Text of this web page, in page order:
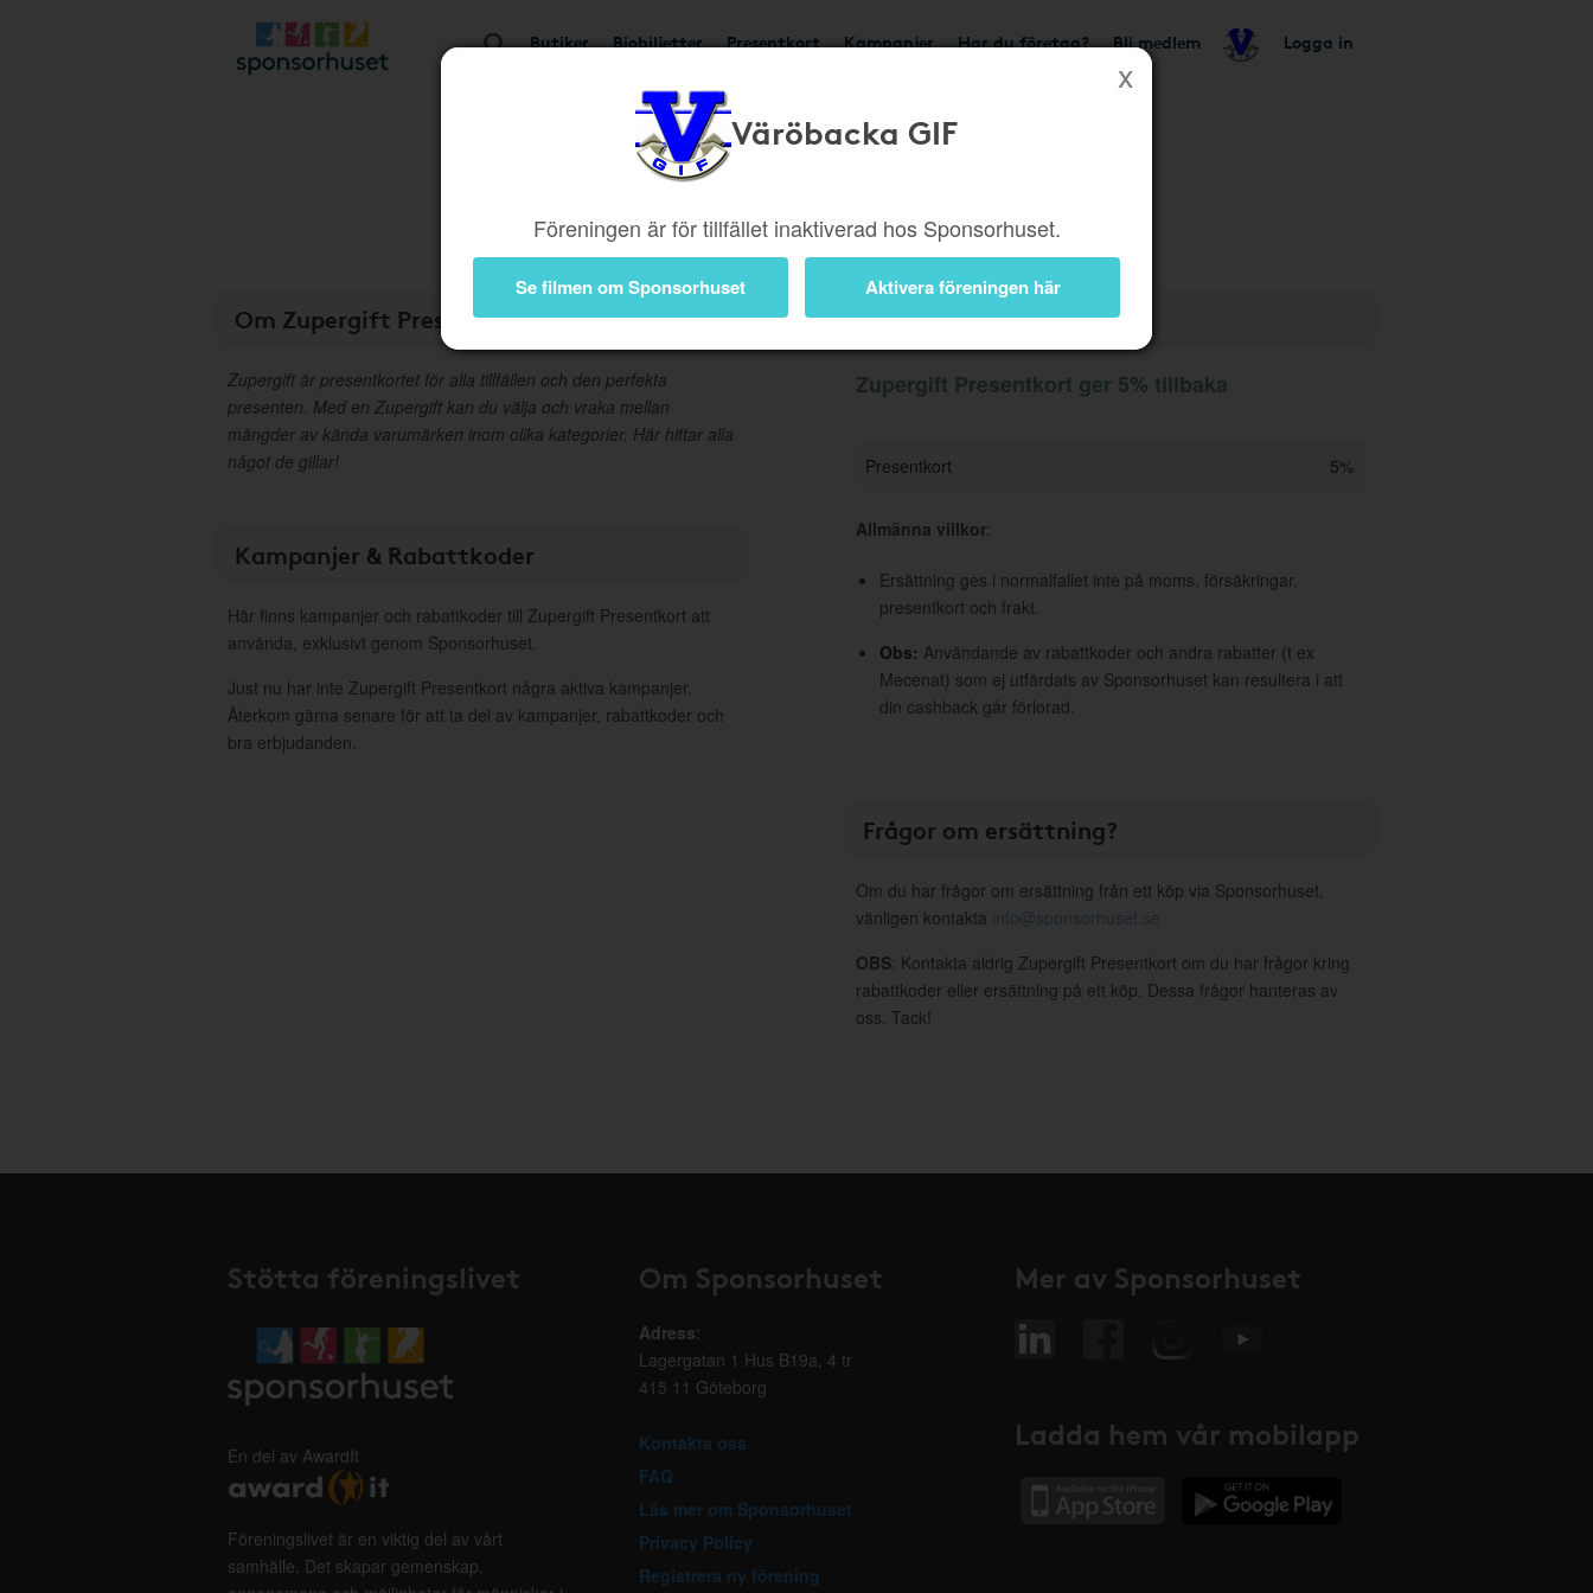
Butiker Biobiljetter Presentkort Kampanjer Har du företag? Bli medlem Logga in
Väröbacka GIF
Föreningen är för tillfället inaktiverad hos Sponsorhuset.
Se filmen om Sponsorhuset Aktivera föreningen här
Om Zupergift Presentkort
Zupergift är presentkortet för alla tillfällen och den perfekta
presenten. Med en Zupergift kan du välja och vraka mellan
mängder av kända varumärken inom olika kategorier. Här hittar alla
något de gillar!
Kampanjer & Rabattkoder
Här finns kampanjer och rabattkoder till Zupergift Presentkort att
använda, exklusivt genom Sponsorhuset.
Just nu har inte Zupergift Presentkort några aktiva kampanjer.
Återkom gärna senare för att ta del av kampanjer, rabattkoder och
bra erbjudanden.
Information
Zupergift Presentkort ger 5% tillbaka
Presentkort 5%
Allmänna villkor:
Ersättning ges i normalfallet inte på moms, försäkringar,
presentkort och frakt.
Obs: Användande av rabattkoder och andra rabatter (t ex
Mecenat) som ej utfärdats av Sponsorhuset kan resultera i att
din cashback går förlorad.
Frågor om ersättning?
Om du har frågor om ersättning från ett köp via Sponsorhuset,
vänligen kontakta info@sponsorhuset.se
OBS: Kontakta aldrig Zupergift Presentkort om du har frågor kring
rabattkoder eller ersättning på ett köp. Dessa frågor hanteras av
oss. Tack!
Stötta föreningslivet
En del av AwardIt
Föreningslivet är en viktig del av vårt
samhälle. Det skapar gemenskap,
Om Sponsorhuset
Adress:
Lagergatan 1 Hus B19a, 4 tr
415 11 Göteborg
Kontakta oss
FAQ
Läs mer om Sponsorhuset
Privacy Policy
Registrera ny förening
Mer av Sponsorhuset
Ladda hem vår mobilapp